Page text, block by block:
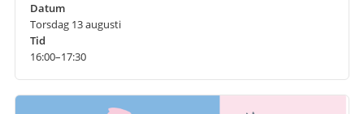
Datum
Torsdag 13 augusti
Tid
16:00–17:30